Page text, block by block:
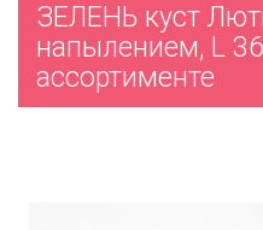
ЗЕЛЕНЬ куст
напылением, L
ассортименте